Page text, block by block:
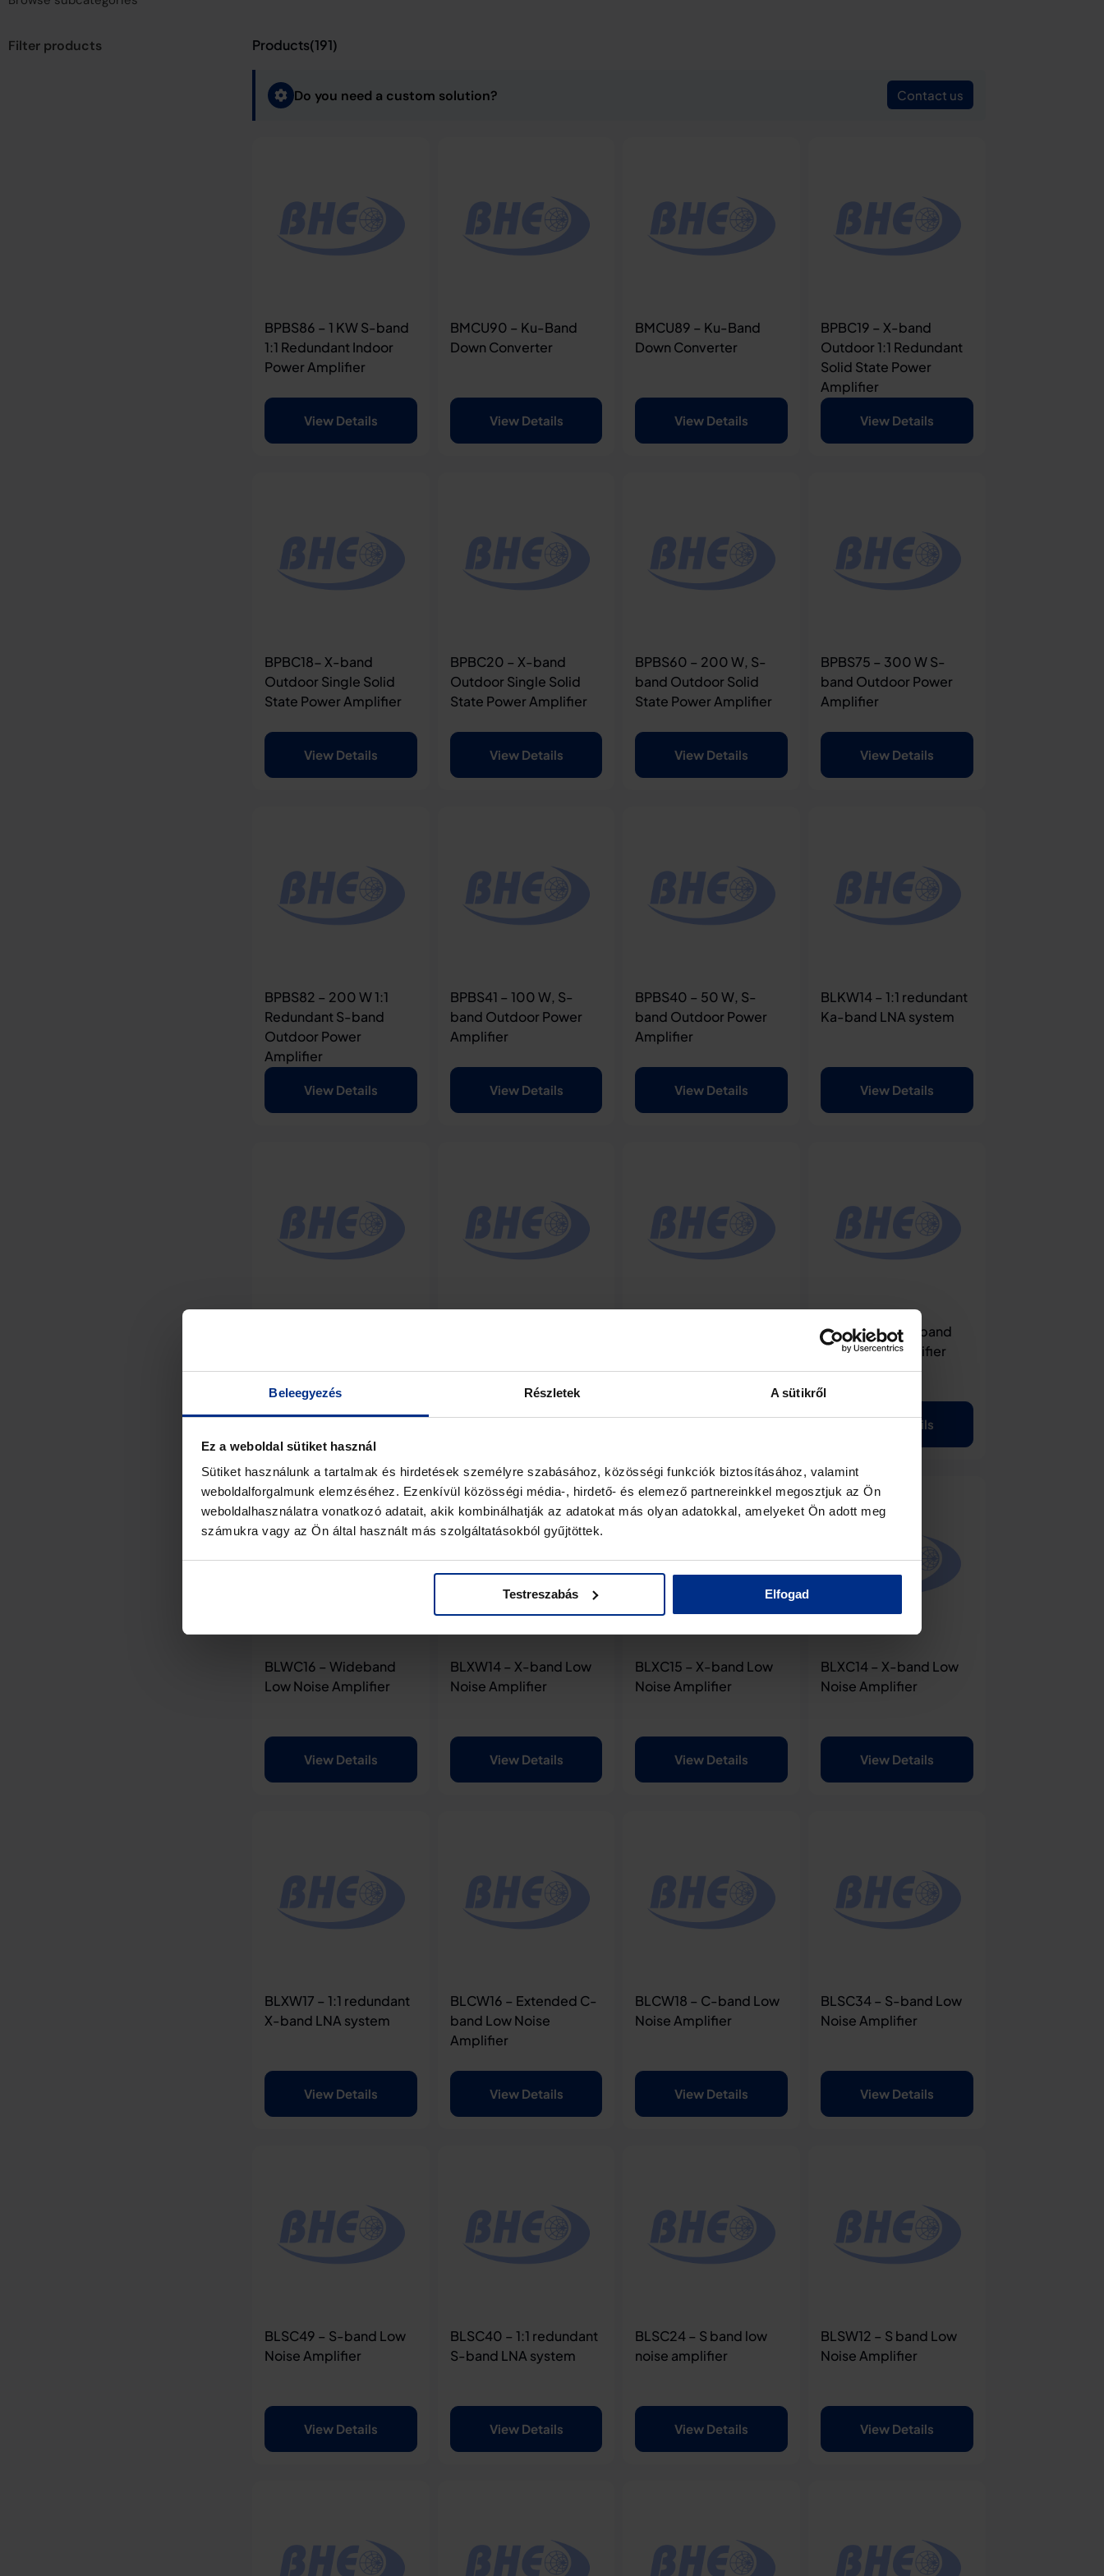
Beleegyezés Részletek A sütikről
Ez a weboldal sütiket használ
Sütiket használunk a tartalmak és hirdetések személyre szabásához, közösségi funkciók biztosításához, valamint
weboldalforgalmunk elemzéséhez. Ezenkívül közösségi média-, hirdető- és elemező partnereinkkel megosztjuk az Ön
weboldalhasználatra vonatkozó adatait, akik kombinálhatják az adatokat más olyan adatokkal, amelyeket Ön adott meg
számukra vagy az Ön által használt más szolgáltatásokból gyűjtöttek.
Testreszabás Elfogad
Filter products Products(191)
Contact us
Do you need a custom solution?
BPBS86 – 1 KW S-band
1:1 Redundant Indoor
Power Amplifier
View Details
BMCU90 – Ku-Band
Down Converter
View Details
BMCU89 – Ku-Band
Down Converter
View Details
BPBC19 – X-band
Outdoor 1:1 Redundant
Solid State Power
Amplifier
View Details
BPBC18- X-band
Outdoor Single Solid
State Power Amplifier
View Details
BPBC20 – X-band
Outdoor Single Solid
State Power Amplifier
View Details
BPBS60 – 200 W, S-
band Outdoor Solid
State Power Amplifier
View Details
BPBS75 – 300 W S-
band Outdoor Power
Amplifier
View Details
BPBS82 – 200 W 1:1
Redundant S-band
Outdoor Power
Amplifier
View Details
BPBS41 – 100 W, S-
band Outdoor Power
Amplifier
View Details
BPBS40 – 50 W, S-
band Outdoor Power
Amplifier
View Details
BLKW14 – 1:1 redundant
Ka-band LNA system
View Details
BLWC18 – Wideband
Low Noise Amplifier
View Details
BLWC16 – Wideband
Low Noise Amplifier
View Details
BLXW14 – X-band Low
Noise Amplifier
View Details
BLXC15 – X-band Low
Noise Amplifier
View Details
BLXC14 – X-band Low
Noise Amplifier
View Details
BLXW17 – 1:1 redundant
X-band LNA system
View Details
BLCW16 – Extended C-
band Low Noise
Amplifier
View Details
BLCW18 – C-band Low
Noise Amplifier
View Details
BLSC34 – S-band Low
Noise Amplifier
View Details
BLSC49 – S-band Low
Noise Amplifier
View Details
BLSC40 – 1:1 redundant
S-band LNA system
View Details
BLSC24 – S band low
noise amplifier
View Details
BLSW12 – S band Low
Noise Amplifier
View Details